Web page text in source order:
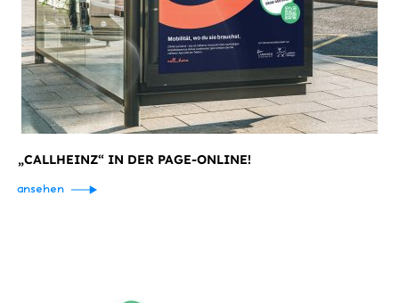
„CALLHEINZ“ IN DER PAGE-ONLINE!
ansehen